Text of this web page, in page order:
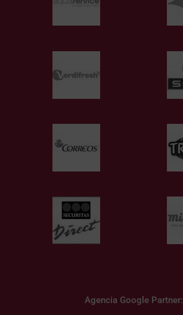
Agencia Google Partner: